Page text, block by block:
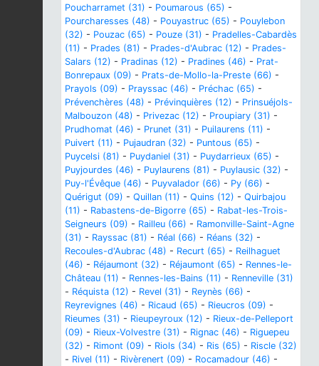
Poucharramet (31) - Poumarous (65) -
Pourcharesses (48) - Pouyastruc (65) - Pouylebon
(32) - Pouzac (65) - Pouze (31) - Pradelles-Cabardès
(11) - Prades (81) - Prades-d'Aubrac (12) - Prades-
Salars (12) - Pradinas (12) - Pradines (46) - Prat-
Bonrepaux (09) - Prats-de-Mollo-la-Preste (66) -
Prayols (09) - Prayssac (46) - Préchac (65) -
Prévenchères (48) - Prévinquières (12) - Prinsuéjols-
Malbouzon (48) - Privezac (12) - Proupiary (31) -
Prudhomat (46) - Prunet (31) - Puilaurens (11) -
Puivert (11) - Pujaudran (32) - Puntous (65) -
Puycelsi (81) - Puydaniel (31) - Puydarrieux (65) -
Puyjourdes (46) - Puylaurens (81) - Puylausic (32) -
Puy-l'Évêque (46) - Puyvalador (66) - Py (66) -
Quérigut (09) - Quillan (11) - Quins (12) - Quirbajou
(11) - Rabastens-de-Bigorre (65) - Rabat-les-Trois-
Seigneurs (09) - Railleu (66) - Ramonville-Saint-Agne
(31) - Rayssac (81) - Réal (66) - Réans (32) -
Recoules-d'Aubrac (48) - Recurt (65) - Reilhaguet
(46) - Réjaumont (32) - Réjaumont (65) - Rennes-le-
Château (11) - Rennes-les-Bains (11) - Renneville (31)
- Réquista (12) - Revel (31) - Reynès (66) -
Reyrevignes (46) - Ricaud (65) - Rieucros (09) -
Rieumes (31) - Rieupeyroux (12) - Rieux-de-Pelleport
(09) - Rieux-Volvestre (31) - Rignac (46) - Riguepeu
(32) - Rimont (09) - Riols (34) - Ris (65) - Riscle (32)
- Rivel (11) - Rivèrenert (09) - Rocamadour (46) -